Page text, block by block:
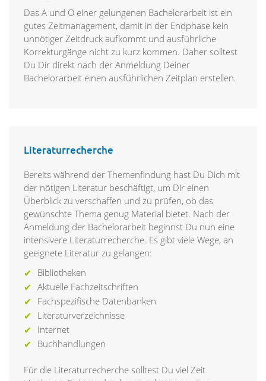
Das A und O einer gelungenen Bachelorarbeit ist ein
gutes Zeitmanagement, damit in der Endphase kein
unnötiger Zeitdruck aufkommt und ausführliche
Korrekturgänge nicht zu kurz kommen. Daher solltest
Du Dir direkt nach der Anmeldung Deiner
Bachelorarbeit einen ausführlichen Zeitplan erstellen.
Literaturrecherche
Bereits während der Themenfindung hast Du Dich mit
der nötigen Literatur beschäftigt, um Dir einen
Überblick zu verschaffen und zu prüfen, ob das
gewünschte Thema genug Material bietet. Nach der
Anmeldung der Bachelorarbeit beginnst Du nun eine
intensivere Literaturrecherche. Es gibt viele Wege, an
geeignete Literatur zu gelangen:
Bibliotheken
Aktuelle Fachzeitschriften
Fachspezifische Datenbanken
Literaturverzeichnisse
Internet
Buchhandlungen
Für die Literaturrecherche solltest Du viel Zeit